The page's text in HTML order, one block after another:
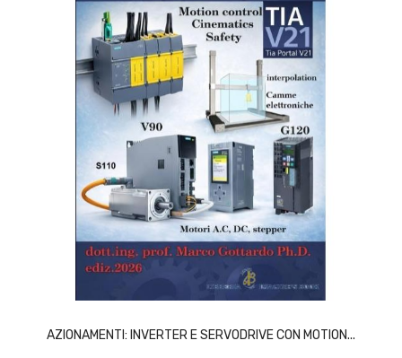
AZIONAMENTI: INVERTER E SERVODRIVE CON MOTION...